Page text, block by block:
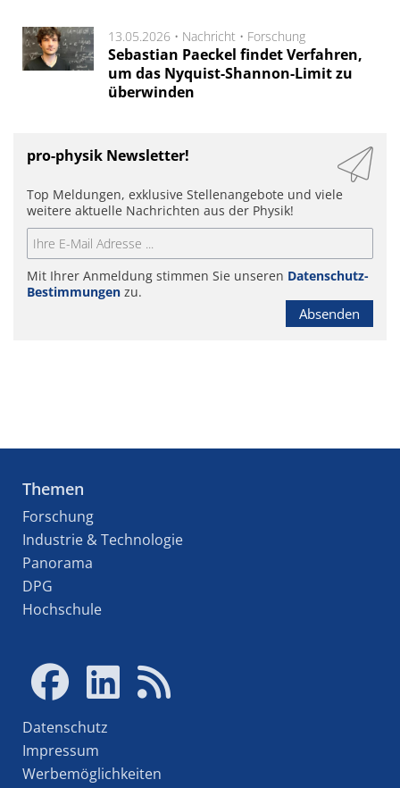
13.05.2026 • Nachricht • Forschung
Sebastian Paeckel findet Verfahren,
um das Nyquist-Shannon-Limit zu
überwinden
pro-physik Newsletter!
Top Meldungen, exklusive Stellenangebote und viele
weitere aktuelle Nachrichten aus der Physik!
Mit Ihrer Anmeldung stimmen Sie unseren Datenschutz-
Bestimmungen zu.
Absenden
Themen
Forschung
Industrie & Technologie
Panorama
DPG
Hochschule
Datenschutz
Impressum
Werbemöglichkeiten